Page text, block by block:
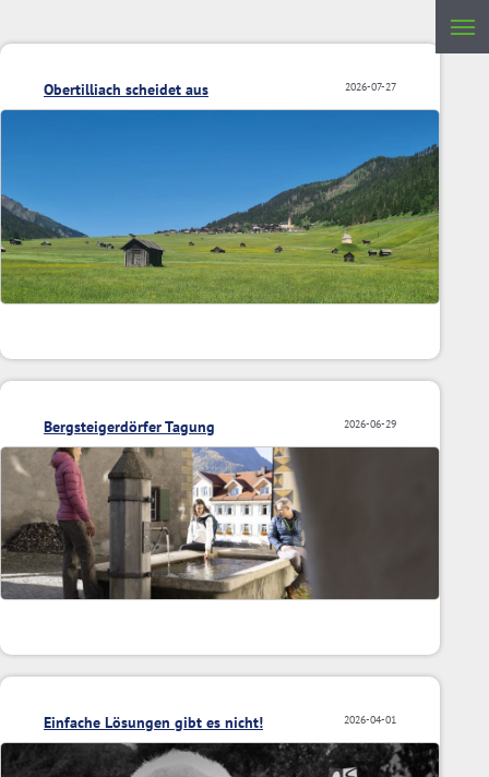
2026-07-27
Obertilliach scheidet aus
2026-06-29
Bergsteigerdörfer Tagung
2026-04-01
Einfache Lösungen gibt es nicht!